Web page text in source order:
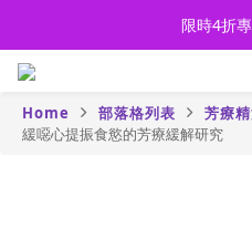
限時4折
限時4折
限時4折
Home 部落格列表 芳療
緩噁心提振食慾的芳療緩解研究